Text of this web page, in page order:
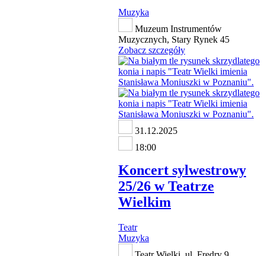
Muzyka
Muzeum Instrumentów
Muzycznych, Stary Rynek 45
Zobacz szczegóły
31.12.2025
18:00
Koncert sylwestrowy
25/26 w Teatrze
Wielkim
Teatr
Muzyka